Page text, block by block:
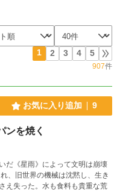
1 2 3 4 5
907件
お気に入り追加 9
ンを焼く
だ《星雨》によって文明は崩壊
え失った。水も食料も貴重な荒